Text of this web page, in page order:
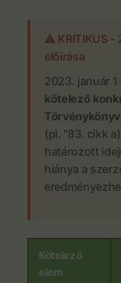
⚠️ KRITIKUS -
előírása
2023. január
kötelező
(pl. "83. cikk
határozott
hiánya a
Kötelező
elem